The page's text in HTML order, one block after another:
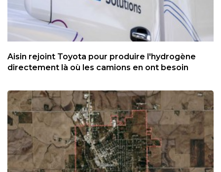
Aisin rejoint Toyota pour produire l'hydrogène
directement là où les camions en ont besoin